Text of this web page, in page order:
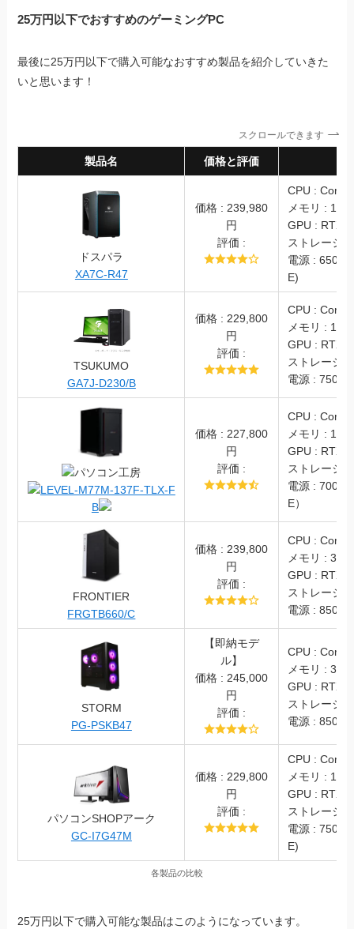
25万円以下でおすすめのゲーミングPC
最後に25万円以下で購入可能なおすすめ製品を紹介していきた
いと思います！
スクロールできます
製品名 価格と評価
ドスパラ
XA7C-R47
価格 : 239,980
円
評価 :
CPU : Core
メモリ :
GPU :
ストレージ :
電源 : 650W
E)
TSUKUMO
GA7J-D230/B
価格 : 229,800
円
評価 :
CPU : Core
メモリ :
GPU :
ストレージ :
電源 :
パソコン工房
LEVEL-M77M-137F-TLX-F
B
価格 : 227,800
円
評価 :
CPU : Core
メモリ :
GPU :
ストレージ :
電源 : 700W
E）
FRONTIER
FRGTB660/C
価格 : 239,800
円
評価 :
CPU : Core
メモリ :
GPU :
ストレージ :
電源 : 850W
STORM
PG-PSKB47
【即納モデ
ル】
価格 : 245,000
円
評価 :
CPU : Core
メモリ :
GPU :
ストレージ :
電源 :
パソコンSHOPアーク
GC-I7G47M
価格 : 229,800
円
評価 :
CPU : Core
メモリ :
GPU :
ストレージ :
電源 : 750W
E)
各製品の比較
25万円以下で購入可能な製品はこのようになっています。